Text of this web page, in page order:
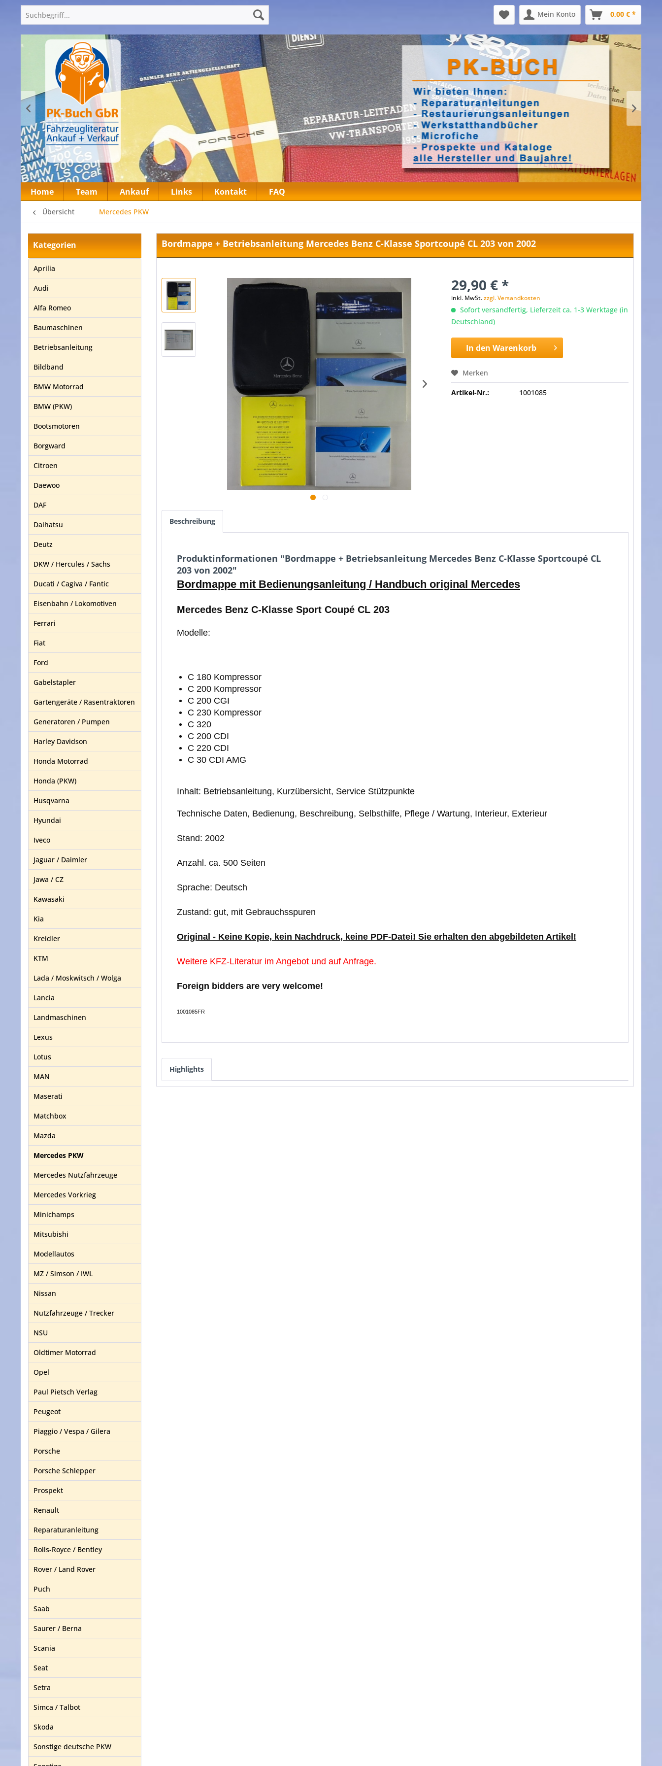
Mein Konto 0,00 € *
Home Team Ankauf Links Kontakt FAQ
Übersicht Mercedes PKW
Kategorien
Aprilia
Audi
Alfa Romeo
Baumaschinen
Betriebsanleitung
Bildband
BMW Motorrad
BMW (PKW)
Bootsmotoren
Borgward
Citroen
Daewoo
DAF
Daihatsu
Deutz
DKW / Hercules / Sachs
Ducati / Cagiva / Fantic
Eisenbahn / Lokomotiven
Ferrari
Fiat
Ford
Gabelstapler
Gartengeräte / Rasentraktoren
Generatoren / Pumpen
Harley Davidson
Honda Motorrad
Honda (PKW)
Husqvarna
Hyundai
Iveco
Jaguar / Daimler
Jawa / CZ
Kawasaki
Kia
Kreidler
KTM
Lada / Moskwitsch / Wolga
Lancia
Landmaschinen
Lexus
Lotus
MAN
Maserati
Matchbox
Mazda
Mercedes PKW
Mercedes Nutzfahrzeuge
Mercedes Vorkrieg
Minichamps
Mitsubishi
Modellautos
MZ / Simson / IWL
Nissan
Nutzfahrzeuge / Trecker
NSU
Oldtimer Motorrad
Opel
Paul Pietsch Verlag
Peugeot
Piaggio / Vespa / Gilera
Porsche
Porsche Schlepper
Prospekt
Renault
Reparaturanleitung
Rolls-Royce / Bentley
Rover / Land Rover
Puch
Saab
Saurer / Berna
Scania
Seat
Setra
Simca / Talbot
Skoda
Sonstige deutsche PKW
Bordmappe + Betriebsanleitung Mercedes Benz C-Klasse Sportcoupé CL 203 von 2002
29,90 € *
inkl. MwSt.zzgl. Versandkosten
Sofort versandfertig, Lieferzeit ca. 1-3 Werktage (in
Deutschland)
In den Warenkorb
Merken
Artikel-Nr.: 1001085
Beschreibung
Produktinformationen "Bordmappe + Betriebsanleitung Mercedes Benz C-Klasse Sportcoupé CL
203 von 2002"
Bordmappe mit Bedienungsanleitung / Handbuch original Mercedes
Mercedes Benz C-Klasse Sport Coupé CL 203
Modelle:
C 180 Kompressor
C 200 Kompressor
C 200 CGI
C 230 Kompressor
C 320
C 200 CDI
C 220 CDI
C 30 CDI AMG
Inhalt: Betriebsanleitung, Kurzübersicht, Service Stützpunkte
Technische Daten, Bedienung, Beschreibung, Selbsthilfe, Pflege / Wartung, Interieur, Exterieur
Stand: 2002
Anzahl. ca. 500 Seiten
Sprache: Deutsch
Zustand: gut, mit Gebrauchsspuren
Original - Keine Kopie, kein Nachdruck, keine PDF-Datei! Sie erhalten den abgebildeten Artikel!
Weitere KFZ-Literatur im Angebot und auf Anfrage.
Foreign bidders are very welcome!
1001085FR
Highlights